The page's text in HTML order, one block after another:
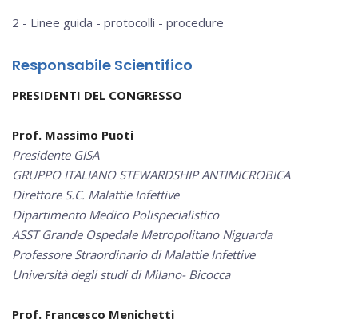
2 - Linee guida - protocolli - procedure
Responsabile Scientifico
PRESIDENTI DEL CONGRESSO
Prof. Massimo Puoti
Presidente GISA
GRUPPO ITALIANO STEWARDSHIP ANTIMICROBICA
Direttore S.C. Malattie Infettive
Dipartimento Medico Polispecialistico
ASST Grande Ospedale Metropolitano Niguarda
Professore Straordinario di Malattie Infettive
Università degli studi di Milano- Bicocca
Prof. Francesco Menichetti